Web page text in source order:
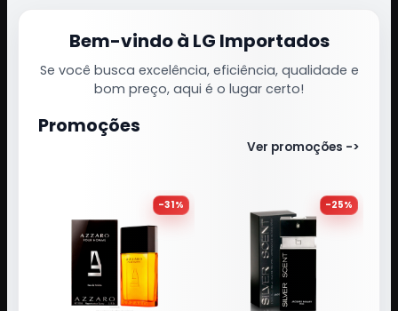
Bem-vindo à LG Importados
Se você busca excelência, eficiência, qualidade e
bom preço, aqui é o lugar certo!
Promoções
Ver promoções ->
-31% -25%